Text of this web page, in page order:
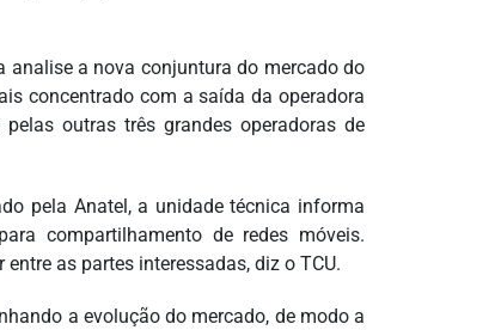
analise a nova conjuntura do mercado do
concentrado com a saída da operadora
outras três grandes operadoras de
pela Anatel, a unidade técnica informa
compartilhamento de redes móveis.
as partes interessadas, diz o TCU.
a evolução do mercado, de modo a